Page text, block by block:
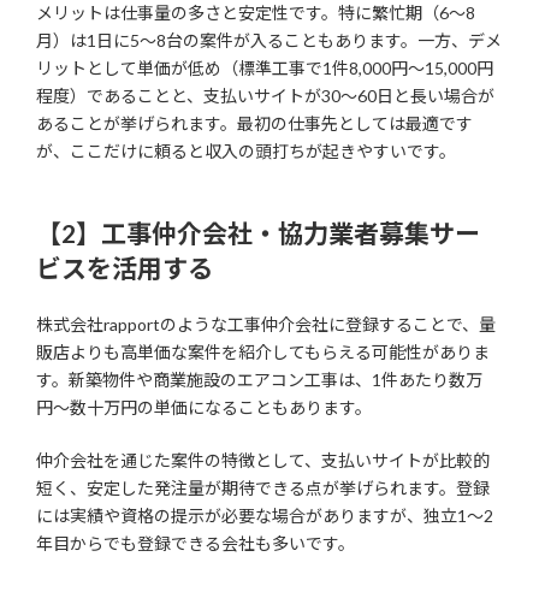
メリットは仕事量の多さと安定性です。特に繁忙期（6〜8
月）は1日に5〜8台の案件が入ることもあります。一方、デメ
リットとして単価が低め（標準工事で1件8,000円〜15,000円
程度）であることと、支払いサイトが30〜60日と長い場合が
あることが挙げられます。最初の仕事先としては最適です
が、ここだけに頼ると収入の頭打ちが起きやすいです。
【2】工事仲介会社・協力業者募集サー
ビスを活用する
株式会社rapportのような工事仲介会社に登録することで、量
販店よりも高単価な案件を紹介してもらえる可能性がありま
す。新築物件や商業施設のエアコン工事は、1件あたり数万
円〜数十万円の単価になることもあります。
仲介会社を通じた案件の特徴として、支払いサイトが比較的
短く、安定した発注量が期待できる点が挙げられます。登録
には実績や資格の提示が必要な場合がありますが、独立1〜2
年目からでも登録できる会社も多いです。